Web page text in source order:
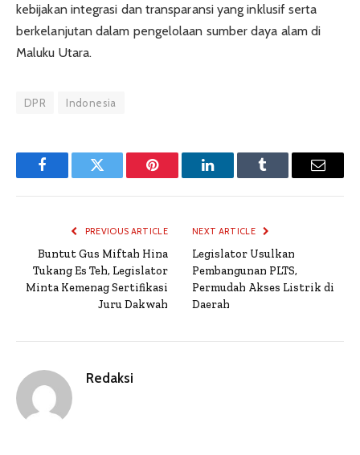
kebijakan integrasi dan transparansi yang inklusif serta
berkelanjutan dalam pengelolaan sumber daya alam di
Maluku Utara.
DPR Indonesia
FacebookTwitter Pinterest LinkedInTumblr Email
PREVIOUS ARTICLE
Buntut Gus Miftah Hina
Tukang Es Teh, Legislator
Minta Kemenag Sertifikasi
Juru Dakwah
NEXT ARTICLE
Legislator Usulkan
Pembangunan PLTS,
Permudah Akses Listrik di
Daerah
Redaksi